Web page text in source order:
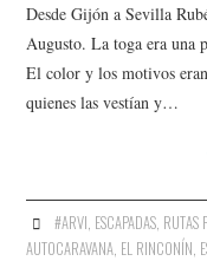
AMIGOS
CONTACTO
Desde Gijón a Sevilla
Augusto. La toga era una
El color y los motivos
quienes las vestían y…
#ARVI ESCAPADAS, RUTAS
AUTOCARAVANA EL RINCONÍN